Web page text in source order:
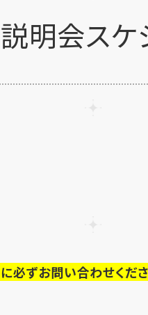
説明会ス
ずお問い合わせくださ